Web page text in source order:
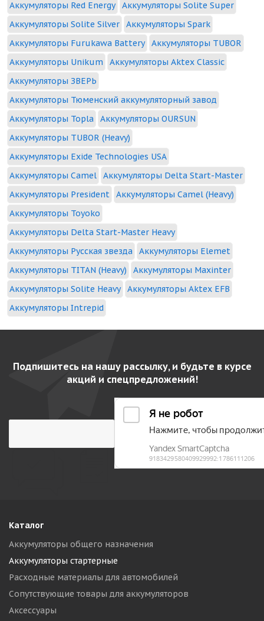
Аккумуляторы Red Energy
Аккумуляторы Solite Super
Аккумуляторы Solite Silver
Аккумуляторы Spark
Аккумуляторы Furukawa Battery
Аккумуляторы TUBOR
Аккумуляторы Unikum
Аккумуляторы Aktex Classic
Аккумуляторы ЗВЕРЬ
Аккумуляторы Тюменский аккумуляторный завод
Аккумуляторы Topla
Аккумуляторы OURSUN
Аккумуляторы TUBOR (Heavy)
Аккумуляторы Exide Technologies USA
Аккумуляторы Camel
Аккумуляторы Delta Start-Master
Аккумуляторы President
Аккумуляторы Camel (Heavy)
Аккумуляторы Toyoko
Аккумуляторы Delta Start-Master Heavy
Аккумуляторы Русская звезда
Аккумуляторы Elemet
Аккумуляторы TITAN (Heavy)
Аккумуляторы Maxinter
Аккумуляторы Solite Heavy
Аккумуляторы Aktex EFB
Аккумуляторы Intrepid
Подпишитесь на нашу рассылку, и будьте в курсе
акций и спецпредложений!
Каталог
Аккумуляторы общего назначения
Аккумуляторы стартерные
Расходные материалы для автомобилей
Сопутствующие товары для аккумуляторов
Аксессуары